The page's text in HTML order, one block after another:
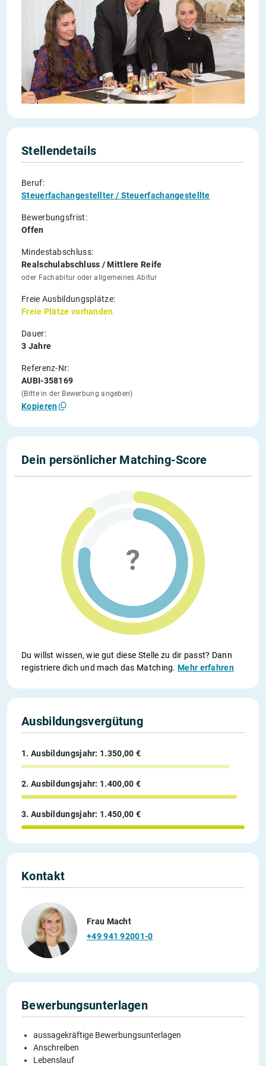
Stellendetails
Beruf:
Steuerfachangestellter / Steuerfachangestellte
Bewerbungsfrist:
Offen
Mindestabschluss:
Realschulabschluss / Mittlere Reife
oder Fachabitur oder allgemeines Abitur
Freie Ausbildungsplätze:
Freie Plätze vorhanden
Dauer:
3 Jahre
Referenz-Nr:
AUBI-358169
(Bitte in der Bewerbung angeben)
Kopieren
Dein persönlicher Matching-Score
Du willst wissen, wie gut diese Stelle zu dir passt? Dann
registriere dich und mach das Matching.Mehr erfahren
Ausbildungsvergütung
1. Ausbildungsjahr: 1.350,00 €
2. Ausbildungsjahr: 1.400,00 €
3. Ausbildungsjahr: 1.450,00 €
Kontakt
Frau Macht
+49 941 92001-0
Bewerbungsunterlagen
aussagekräftige Bewerbungsunterlagen
Anschreiben
Lebenslauf